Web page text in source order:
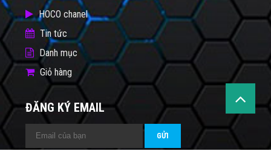
HOCO chanel
Tin tức
Danh mục
Giỏ hàng
ĐĂNG KÝ EMAIL